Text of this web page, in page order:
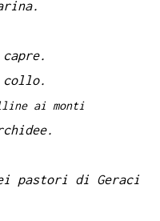
collo.
ai monti
pastori di Geraci